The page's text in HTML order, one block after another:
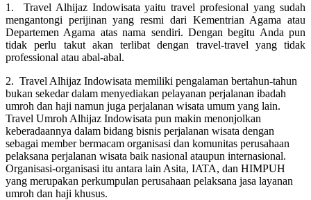
1. Travel Alhijaz Indowisata yaitu travel profesional yang sudah
mengantongi perijinan yang resmi dari Kementrian Agama atau
Departemen Agama atas nama sendiri. Dengan begitu Anda pun
tidak perlu takut akan terlibat dengan travel-travel yang tidak
professional atau abal-abal.
2. Travel Alhijaz Indowisata memiliki pengalaman bertahun-tahun
bukan sekedar dalam menyediakan pelayanan perjalanan ibadah
umroh dan haji namun juga perjalanan wisata umum yang lain.
Travel Umroh Alhijaz Indowisata pun makin menonjolkan
keberadaannya dalam bidang bisnis perjalanan wisata dengan
sebagai member bermacam organisasi dan komunitas perusahaan
pelaksana perjalanan wisata baik nasional ataupun internasional.
Organisasi-organisasi itu antara lain Asita, IATA, dan HIMPUH
yang merupakan perkumpulan perusahaan pelaksana jasa layanan
umroh dan haji khusus.